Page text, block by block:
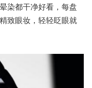
染都干净好看，每盘
致眼妆，轻轻眨眼就